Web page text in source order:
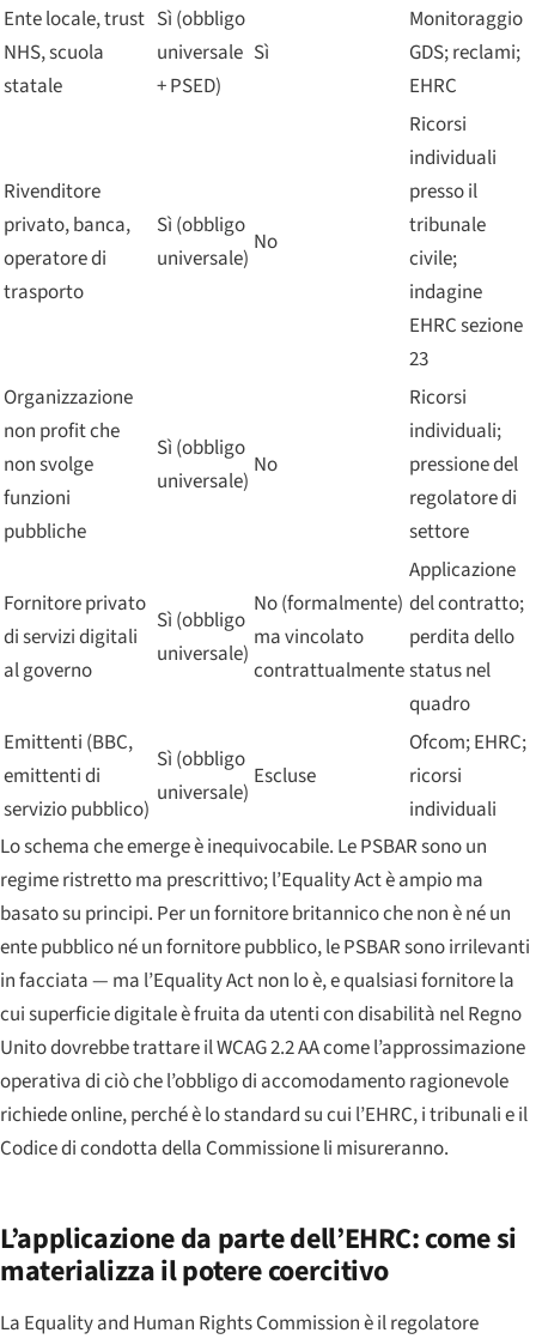
Ente locale, trust
NHS, scuola
statale
Sì (obbligo
universale
+ PSED)
Sì
Monitoraggio
GDS; reclami;
EHRC
Rivenditore
privato, banca,
operatore di
trasporto
Sì (obbligo
universale)
No
Ricorsi
individuali
presso il
tribunale
civile;
indagine
EHRC sezione
23
Organizzazione
non profit che
non svolge
funzioni
pubbliche
Sì (obbligo
universale)
No
Ricorsi
individuali;
pressione del
regolatore di
settore
Fornitore privato
di servizi digitali
al governo
Sì (obbligo
universale)
No (formalmente)
ma vincolato
contrattualmente
Applicazione
del contratto;
perdita dello
status nel
quadro
Emittenti (BBC,
emittenti di
servizio pubblico)
Sì (obbligo
universale)
Escluse
Ofcom; EHRC;
ricorsi
individuali
Lo schema che emerge è inequivocabile. Le PSBAR sono un
regime ristretto ma prescrittivo; l’Equality Act è ampio ma
basato su principi. Per un fornitore britannico che non è né un
ente pubblico né un fornitore pubblico, le PSBAR sono irrilevanti
in facciata — ma l’Equality Act non lo è, e qualsiasi fornitore la
cui superficie digitale è fruita da utenti con disabilità nel Regno
Unito dovrebbe trattare il WCAG 2.2 AA come l’approssimazione
operativa di ciò che l’obbligo di accomodamento ragionevole
richiede online, perché è lo standard su cui l’EHRC, i tribunali e il
Codice di condotta della Commissione li misureranno.
L’applicazione da parte dell’EHRC: come si
materializza il potere coercitivo
La Equality and Human Rights Commission è il regolatore